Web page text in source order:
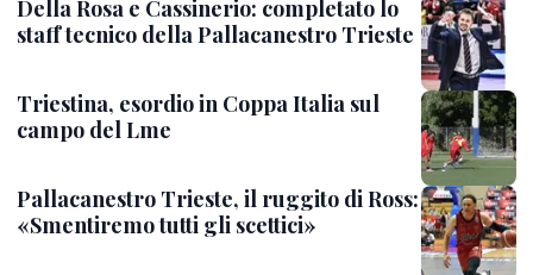
Della Rosa e Cassinerio: completato lo
staff tecnico della Pallacanestro Trieste
Triestina, esordio in Coppa Italia sul
campo del Lme
Pallacanestro Trieste, il ruggito di Ross:
«Smentiremo tutti gli scettici»